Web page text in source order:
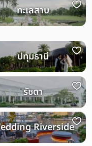
ทะเลสาบ
ปทุมธานี
รัชดา
Riverside